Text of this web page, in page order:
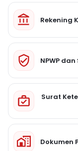
Rekening
NPWP
Surat
Dokumen